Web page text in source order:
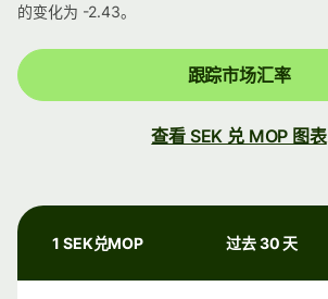
的变化为 -2.43。
跟踪市场汇率
查看 SEK 兑 MOP 图表
1 SEK兑MOP 过去 30 天